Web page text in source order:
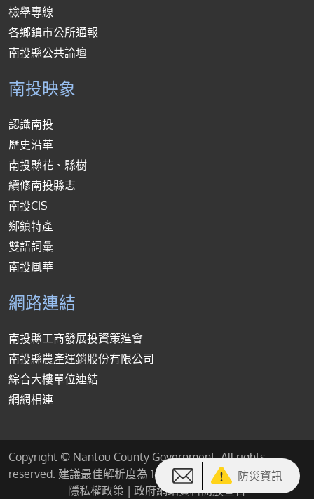
防災資訊
檢舉專線
各鄉鎮市公所通報
南投縣公共論壇
南投映象
認識南投
歷史沿革
南投縣花、縣樹
續修南投縣志
南投CIS
鄉鎮特產
雙語詞彙
南投風華
網路連結
南投縣工商發展投資策進會
南投縣農產運銷股份有限公司
綜合大樓單位連結
網網相連
Copyright © Nantou County Government. All rights
reserved. 建議最佳解析度為 1440*900 或以上
隱私權政策 | 政府網站資料開放宣告